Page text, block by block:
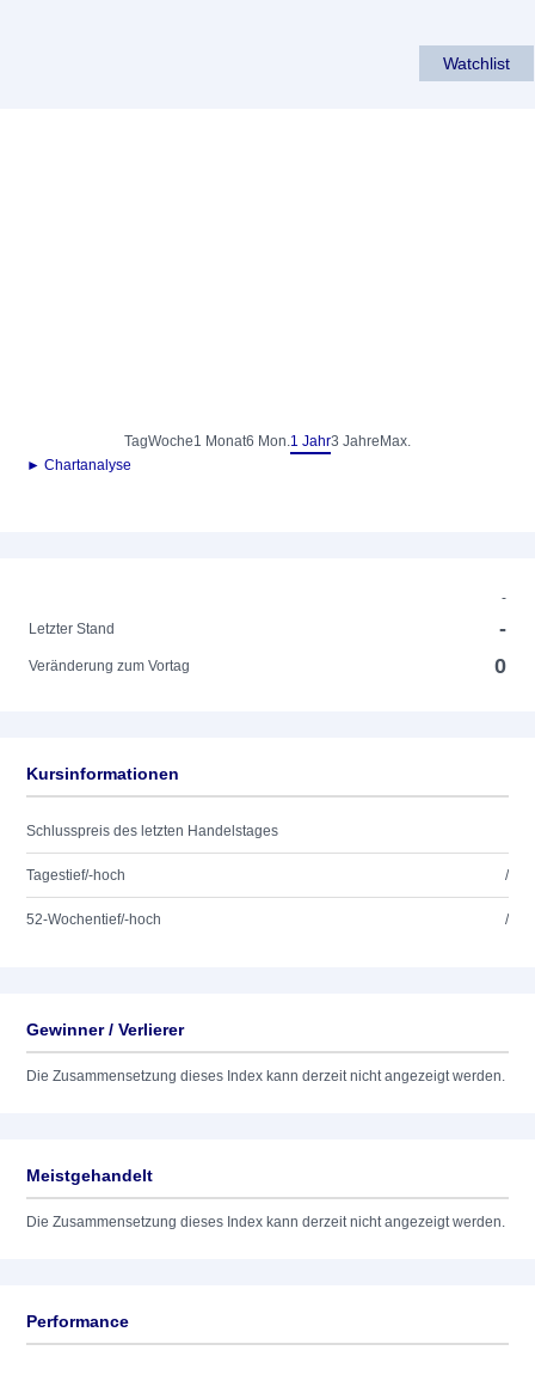
Watchlist
TagWoche1 Monat6 Mon.1 Jahr3 Jahre Max.
► Chartanalyse
-
Letzter Stand
-
Veränderung zum Vortag 0
Kursinformationen
Schlusspreis des letzten Handelstages
Tagestief/-hoch /
52-Wochentief/-hoch /
Gewinner / Verlierer
Die Zusammensetzung dieses Index kann derzeit nicht angezeigt werden.
Meistgehandelt
Die Zusammensetzung dieses Index kann derzeit nicht angezeigt werden.
Performance